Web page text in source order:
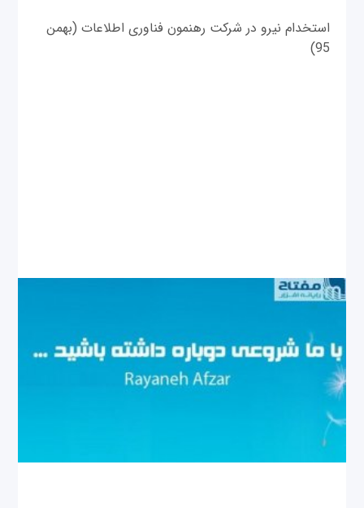
استخدام نیرو در شرکت رهنمون فناوری اطلاعات (بهمن
95)